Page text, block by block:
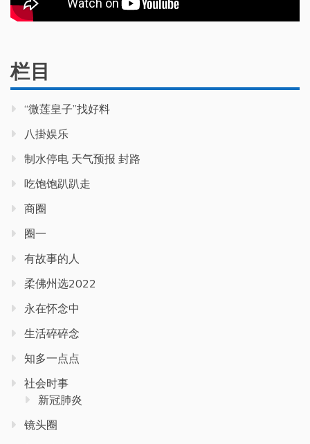
栏目
“微莲皇子”找好料
八掛娱乐
制水停电 天气预报 封路
吃饱饱趴趴走
商圈
圈一
有故事的人
柔佛州选2022
永在怀念中
生活碎碎念
知多一点点
社会时事
新冠肺炎
镜头圈